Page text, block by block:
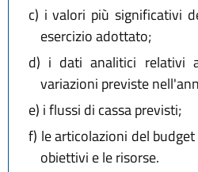
c) i valori più significativi
esercizio adottato;
d) i dati analitici relativi
variazioni previste
e) i flussi di cassa previsti;
f) le articolazioni del
obiettivi e le risorse.